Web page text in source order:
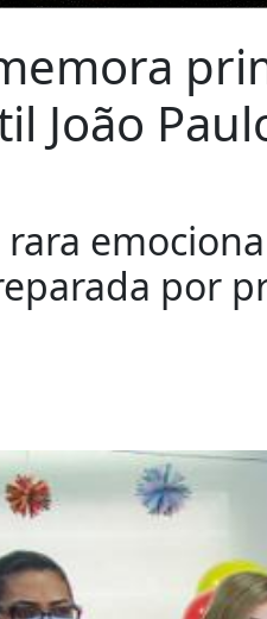
João
por